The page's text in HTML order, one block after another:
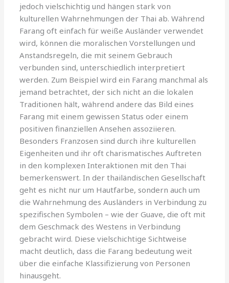
jedoch vielschichtig und hängen stark von
kulturellen Wahrnehmungen der Thai ab. Während
Farang oft einfach für weiße Ausländer verwendet
wird, können die moralischen Vorstellungen und
Anstandsregeln, die mit seinem Gebrauch
verbunden sind, unterschiedlich interpretiert
werden. Zum Beispiel wird ein Farang manchmal als
jemand betrachtet, der sich nicht an die lokalen
Traditionen hält, während andere das Bild eines
Farang mit einem gewissen Status oder einem
positiven finanziellen Ansehen assoziieren.
Besonders Franzosen sind durch ihre kulturellen
Eigenheiten und ihr oft charismatisches Auftreten
in den komplexen Interaktionen mit den Thai
bemerkenswert. In der thailändischen Gesellschaft
geht es nicht nur um Hautfarbe, sondern auch um
die Wahrnehmung des Ausländers in Verbindung zu
spezifischen Symbolen – wie der Guave, die oft mit
dem Geschmack des Westens in Verbindung
gebracht wird. Diese vielschichtige Sichtweise
macht deutlich, dass die Farang bedeutung weit
über die einfache Klassifizierung von Personen
hinausgeht.